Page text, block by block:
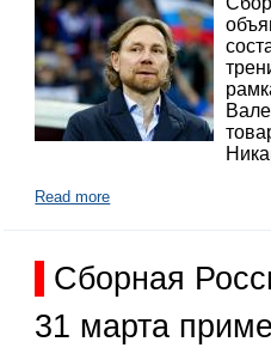
Read more
Сборная
31 марта